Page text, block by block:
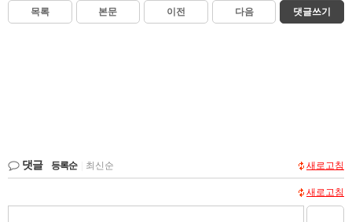
목록 본문 이전 다음 댓글쓰기
댓글 등록순 최신순 새로고침
새로고침